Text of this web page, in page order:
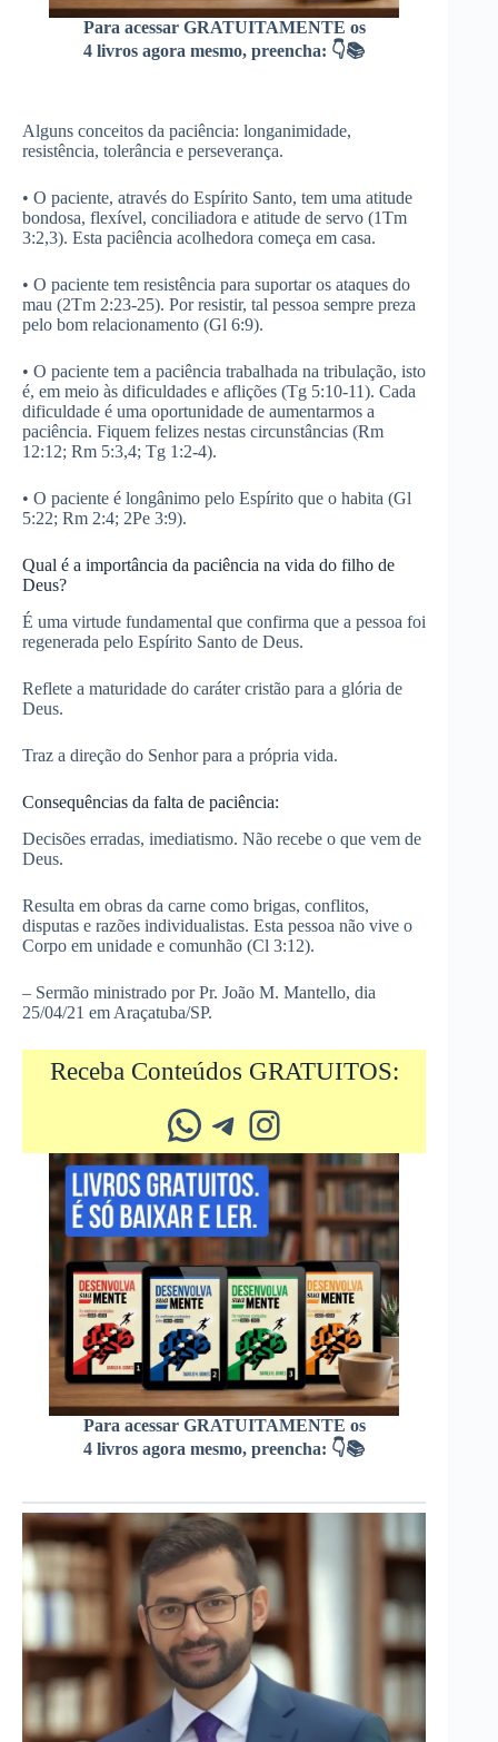
Para acessar GRATUITAMENTE os
4 livros agora mesmo, preencha: 👇📚
Alguns conceitos da paciência: longanimidade,
resistência, tolerância e perseverança.
• O paciente, através do Espírito Santo, tem uma atitude
bondosa, flexível, conciliadora e atitude de servo (1Tm
3:2,3). Esta paciência acolhedora começa em casa.
• O paciente tem resistência para suportar os ataques do
mau (2Tm 2:23-25). Por resistir, tal pessoa sempre preza
pelo bom relacionamento (Gl 6:9).
• O paciente tem a paciência trabalhada na tribulação, isto
é, em meio às dificuldades e aflições (Tg 5:10-11). Cada
dificuldade é uma oportunidade de aumentarmos a
paciência. Fiquem felizes nestas circunstâncias (Rm
12:12; Rm 5:3,4; Tg 1:2-4).
• O paciente é longânimo pelo Espírito que o habita (Gl
5:22; Rm 2:4; 2Pe 3:9).
Qual é a importância da paciência na vida do filho de
Deus?
É uma virtude fundamental que confirma que a pessoa foi
regenerada pelo Espírito Santo de Deus.
Reflete a maturidade do caráter cristão para a glória de
Deus.
Traz a direção do Senhor para a própria vida.
Consequências da falta de paciência:
Decisões erradas, imediatismo. Não recebe o que vem de
Deus.
Resulta em obras da carne como brigas, conflitos,
disputas e razões individualistas. Esta pessoa não vive o
Corpo em unidade e comunhão (Cl 3:12).
– Sermão ministrado por Pr. João M. Mantello, dia
25/04/21 em Araçatuba/SP.
Receba Conteúdos GRATUITOS:
Whatsapp Telegram Instagram
Para acessar GRATUITAMENTE os
4 livros agora mesmo, preencha: 👇📚